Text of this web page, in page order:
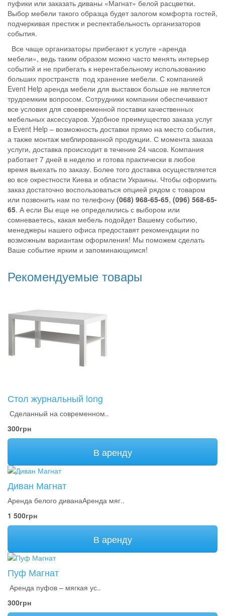
пуфики или заказать диваны «Магнат» белой расцветки.
Выбор мебели такого образца будет залогом комфорта гостей,
подчеркивая престиж и респектабельность организаторов
события.
Все чаще организаторы прибегают к услуге «аренда
мебели», ведь таким образом можно часто менять интерьер
событий и не прибегать к нерентабельному использованию
больших пространств под хранение мебели. С компанией
Event Help аренда мебели для выставок больше не является
трудоемким вопросом. Сотрудники компании обеспечивают
все условия для своевременной поставки качественных
мебельных аксессуаров. Удобное преимущество заказа услуг
в Event Help – возможность доставки прямо на место события,
а также монтаж меблированной продукции. С момента заказа
услуги, доставка происходит в течение 24 часов. Компания
работает 7 дней в неделю и готова практически в любое
время выехать по заказу. Более того доставка осуществляется
во все окрестности Киева и области Украины. Чтобы оформить
заказ достаточно воспользоваться опцией рядом с товаром
или позвонить нам по телефону (068) 968-65-65, (096) 568-65-
65. А если Вы еще не определились с выбором или
сомневаетесь, какая мебель подойдет Вашему событию,
менеджеры нашего офиса предоставят рекомендации по
возможным вариантам оформления! Мы поможем сделать
Ваше событие ярким и запоминающимся!
Рекомендуемые товары
Стол журнальный long
Сделанный на современном..
300грн
В аренду
Диван Магнат
Аренда белого диванаАренда мяг..
1 500грн
В аренду
Пуф Магнат
Аренда пуфов – мягкая ус..
300грн